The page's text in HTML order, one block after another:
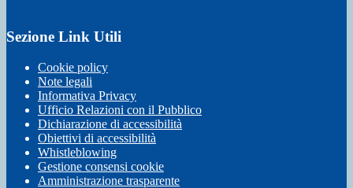
Sezione Link Utili
Cookie policy
Note legali
Informativa Privacy
Ufficio Relazioni con il Pubblico
Dichiarazione di accessibilità
Obiettivi di accessibilità
Whistleblowing
Gestione consensi cookie
Amministrazione trasparente